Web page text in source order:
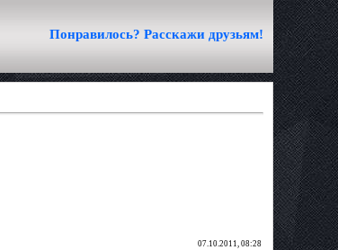
Понравилось? Расскажи друзьям!
07.10.2011, 08:28